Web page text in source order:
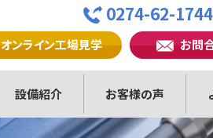
設備紹介 お客様の声
0274-62-1744
オンライン工場見学 お問